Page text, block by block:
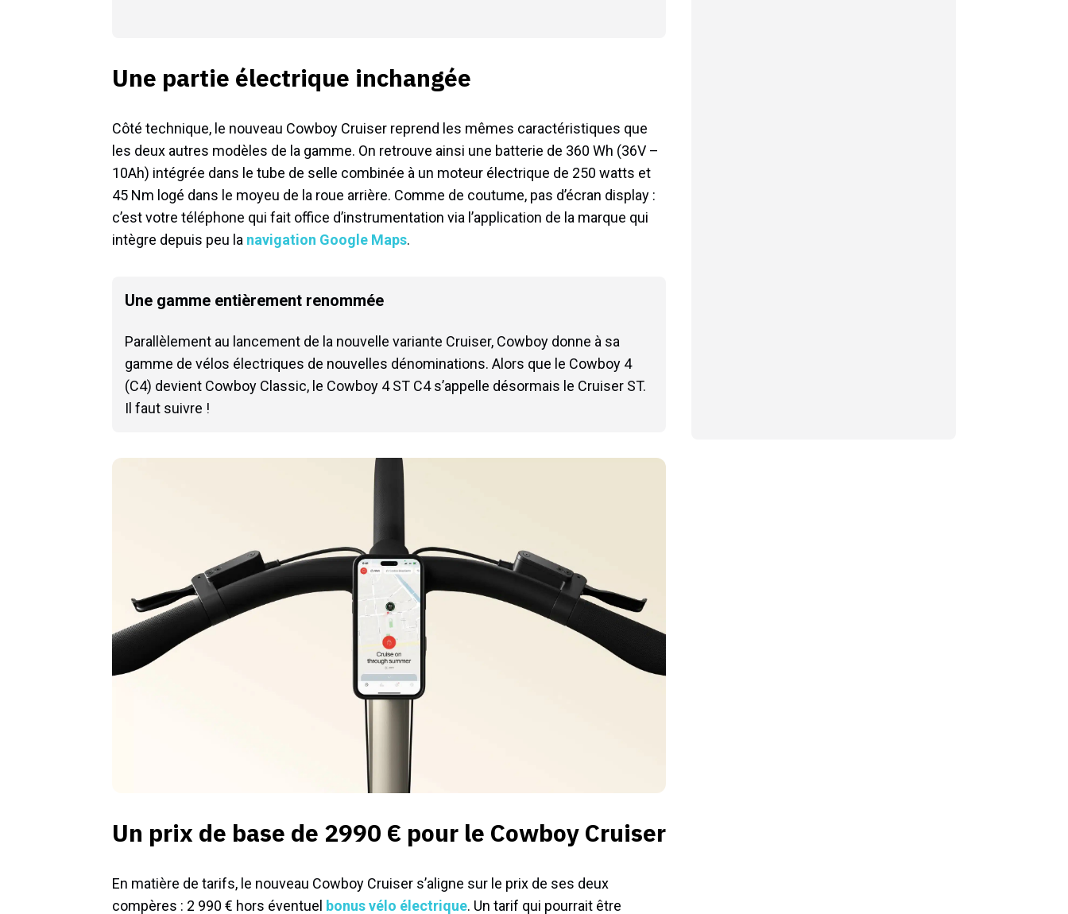
Une partie électrique inchangée
Côté technique, le nouveau Cowboy Cruiser reprend les mêmes caractéristiques que
les deux autres modèles de la gamme. On retrouve ainsi une batterie de 360 Wh (36V –
10Ah) intégrée dans le tube de selle combinée à un moteur électrique de 250 watts et
45 Nm logé dans le moyeu de la roue arrière. Comme de coutume, pas d’écran display :
c’est votre téléphone qui fait office d’instrumentation via l’application de la marque qui
intègre depuis peu la navigation Google Maps.
Une gamme entièrement renommée
Parallèlement au lancement de la nouvelle variante Cruiser, Cowboy donne à sa
gamme de vélos électriques de nouvelles dénominations. Alors que le Cowboy 4
(C4) devient Cowboy Classic, le Cowboy 4 ST C4 s’appelle désormais le Cruiser ST.
Il faut suivre !
Un prix de base de 2990 € pour le Cowboy Cruiser
En matière de tarifs, le nouveau Cowboy Cruiser s’aligne sur le prix de ses deux
compères : 2 990 € hors éventuel bonus vélo électrique. Un tarif qui pourrait être